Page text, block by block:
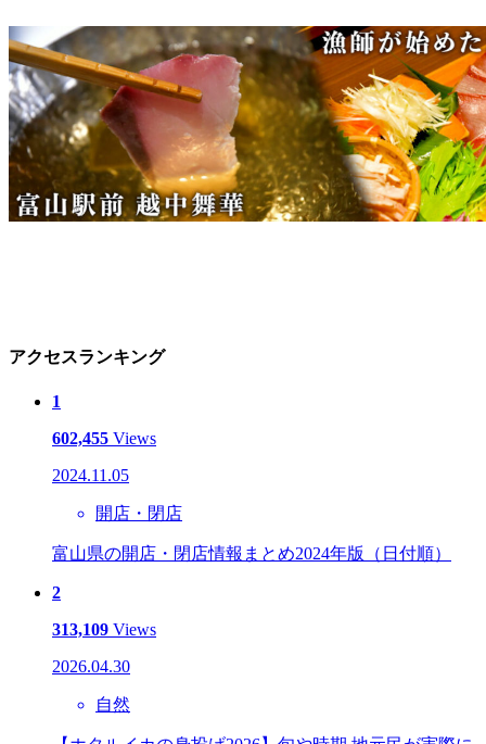
アクセスランキング
1
602,455 Views
2024.11.05
開店・閉店
富山県の開店・閉店情報まとめ2024年版（日付順）
2
313,109 Views
2026.04.30
自然